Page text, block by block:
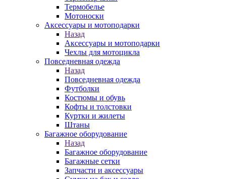
Термобелье
Мотоноски
Аксессуары и мотоподарки
Назад
Аксессуары и мотоподарки
Чехлы для мотоцикла
Повседневная одежда
Назад
Повседневная одежда
Футболки
Костюмы и обувь
Кофты и толстовки
Куртки и жилеты
Штаны
Багажное оборудование
Назад
Багажное оборудование
Багажные сетки
Запчасти и аксессуары